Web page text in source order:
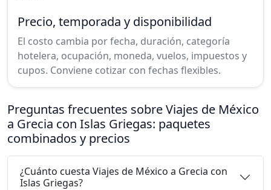
Precio, temporada y disponibilidad
El costo cambia por fecha, duración, categoría
hotelera, ocupación, moneda, vuelos, impuestos y
cupos. Conviene cotizar con fechas flexibles.
Preguntas frecuentes sobre Viajes de México
a Grecia con Islas Griegas: paquetes
combinados y precios
¿Cuánto cuesta Viajes de México a Grecia con
Islas Griegas?